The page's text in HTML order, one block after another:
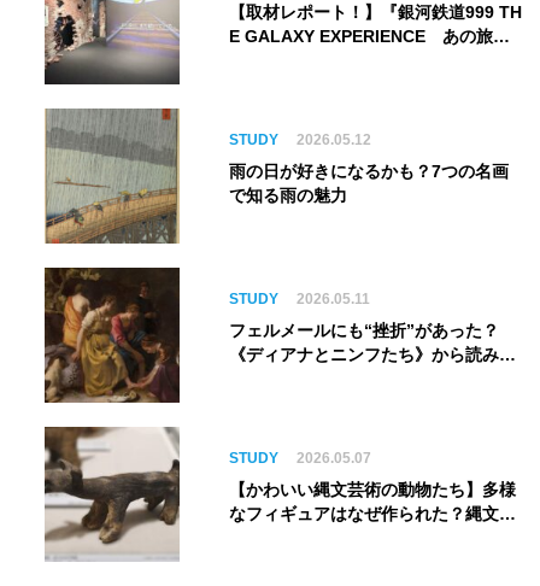
【取材レポート！】『銀河鉄道999 TH
E GALAXY EXPERIENCE あの旅
ム】
STUDY 2026.05.12
雨の日が好きになるかも？7つの名画
で知る雨の魅力
STUDY 2026.05.11
フェルメールにも“挫折”があった？
《ディアナとニンフたち》から読み解
STUDY 2026.05.07
【かわいい縄文芸術の動物たち】多様
なフィギュアはなぜ作られた？縄文人